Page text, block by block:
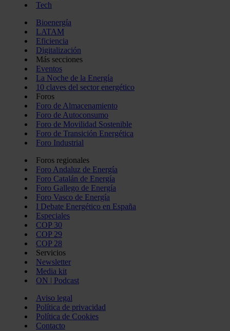
Tech
Bioenergía
LATAM
Eficiencia
Digitalización
Más secciones
Eventos
La Noche de la Energía
10 claves del sector energético
Foros
Foro de Almacenamiento
Foro de Autoconsumo
Foro de Movilidad Sostenible
Foro de Transición Energética
Foro Industrial
Foros regionales
Foro Andaluz de Energía
Foro Catalán de Energía
Foro Gallego de Energía
Foro Vasco de Energía
I Debate Energético en España
Especiales
COP 30
COP 29
COP 28
Servicios
Newsletter
Media kit
ON | Podcast
Aviso legal
Política de privacidad
Política de Cookies
Contacto